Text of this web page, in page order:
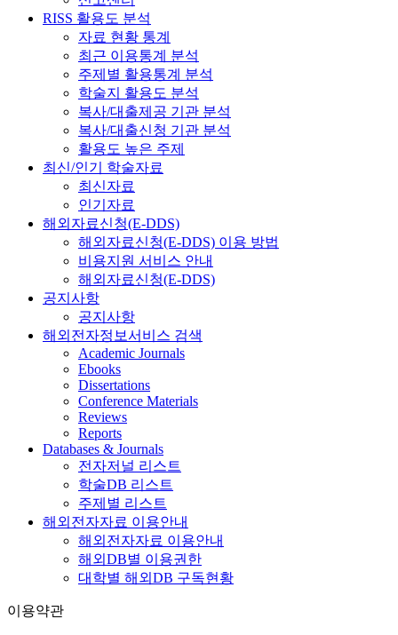
RISS 활용도 분석
자료 현황 통계
최근 이용통계 분석
주제별 활용통계 분석
학술지 활용도 분석
복사/대출제공 기관 분석
복사/대출신청 기관 분석
활용도 높은 주제
최신/인기 학술자료
최신자료
인기자료
해외자료신청(E-DDS)
해외자료신청(E-DDS) 이용 방법
비용지원 서비스 안내
해외자료신청(E-DDS)
공지사항
공지사항
해외전자정보서비스 검색
Academic Journals
Ebooks
Dissertations
Conference Materials
Reviews
Reports
Databases & Journals
전자저널 리스트
학술DB 리스트
주제별 리스트
해외전자자료 이용안내
해외전자자료 이용안내
해외DB별 이용권한
대학별 해외DB 구독현황
이용약관